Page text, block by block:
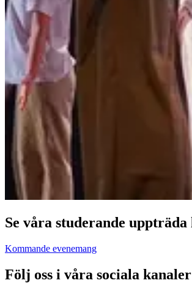
Se våra studerande uppträda
Kommande evenemang
Följ oss i våra sociala kanaler